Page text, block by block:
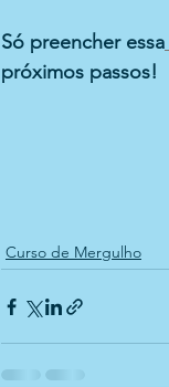
Só preencher essa
próximos passos!
Curso de Mergulho